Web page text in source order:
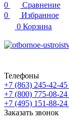
0
Сравнение
0
Избранное
0 Корзина
Телефоны
+7 (863) 245-42-45
+7 (800) 775-08-24
+7 (495) 151-88-24
Заказать звонок